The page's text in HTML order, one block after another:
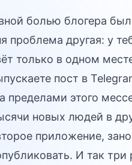
болью блогера
проблема другая: у
только в одном
пост в
пределами этого
новых людей в
приложение,
И так